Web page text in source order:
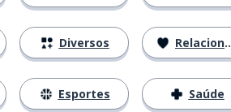
Diversos
Esportes
Relacionamentos
Saúde